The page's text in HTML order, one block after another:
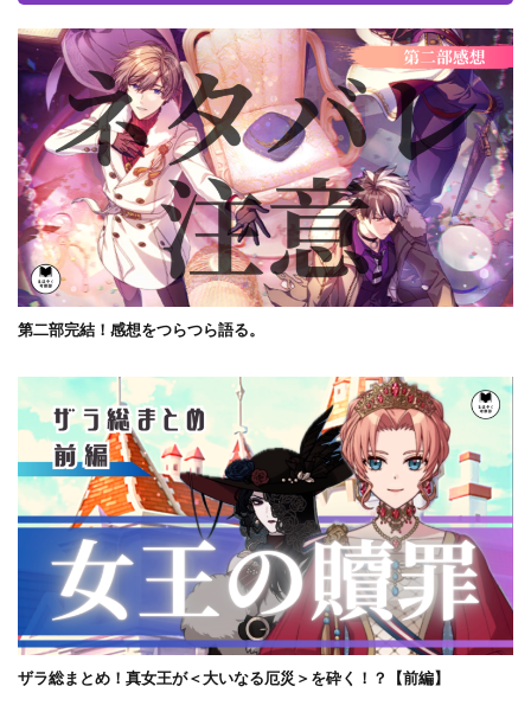
第二部完結！感想をつらつら語る。
ザラ総まとめ！真女王が＜大いなる厄災＞を砕く！？【前編】